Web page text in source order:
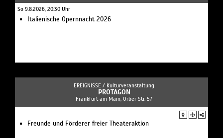
So 9.8.2026, 20:30 Uhr
Italienische Opernnacht 2026
EREIGNISSE / Kulturveranstaltung
PROTAGON
Frankfurt am Main, Orber Str. 57
Freunde und Förderer freier Theateraktion